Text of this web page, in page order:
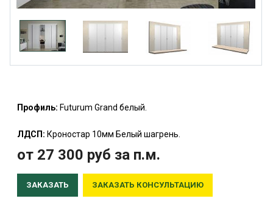
Профиль: Futurum Grand белый.
ЛДСП: Кроностар 10мм Белый шагрень.
от 27 300 руб за п.м.
ЗАКАЗАТЬ ЗАКАЗАТЬ КОНСУЛЬТАЦИЮ